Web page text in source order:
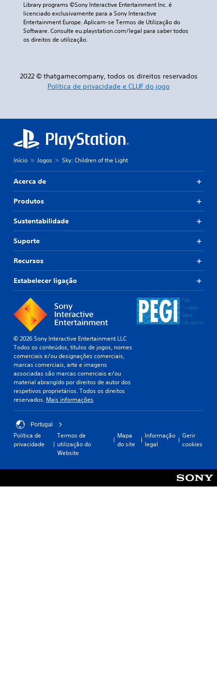
Library programs ©Sony Interactive Entertainment Inc. é
licenciado exclusivamente para a Sony Interactive
Entertainment Europe. Aplicam-se Termos de Utilização do
Software. Consulte eu.playstation.com/legal para saber todos
os direitos de utilização.
2022 © thatgamecompany, todos os direitos reservados
Política de privacidade e CLUF do jogo
Início Jogos Sky: Children of the Light
Acerca de
Produtos
Sustentabilidade
Suporte
Recursos
Estabelecer ligação
© 2026 Sony Interactive Entertainment LLC
Todos os conteúdos, títulos de jogos, nomes
comerciais e/ou designações comerciais,
marcas comerciais, arte e imagens
associadas são marcas comerciais e/ou
material abrangido por direitos de autor dos
respetivos proprietários. Todos os direitos
reservados. Mais informações
Portugal
Política de
privacidade
Termos de
utilização do
Website
Mapa
do site
Informação
legal
Gerir
cookies